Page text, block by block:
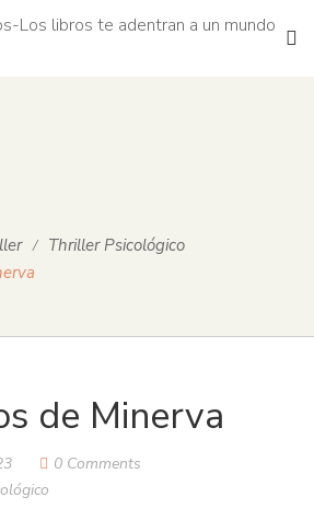
Thriller Psicológico
de Minerva
0 Comments